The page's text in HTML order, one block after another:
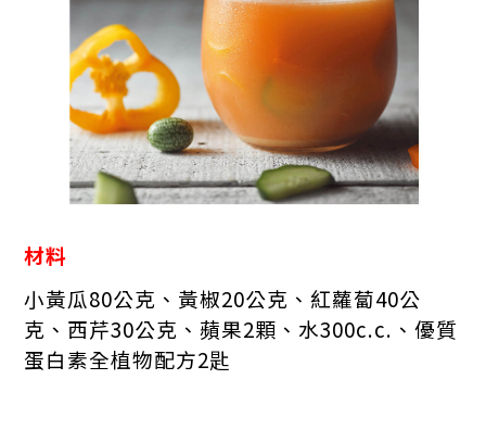
材料
小黃瓜80公克、黃椒20公克、紅蘿蔔40公
克、西芹30公克、蘋果2顆、水300c.c.、優質
蛋白素全植物配方2匙